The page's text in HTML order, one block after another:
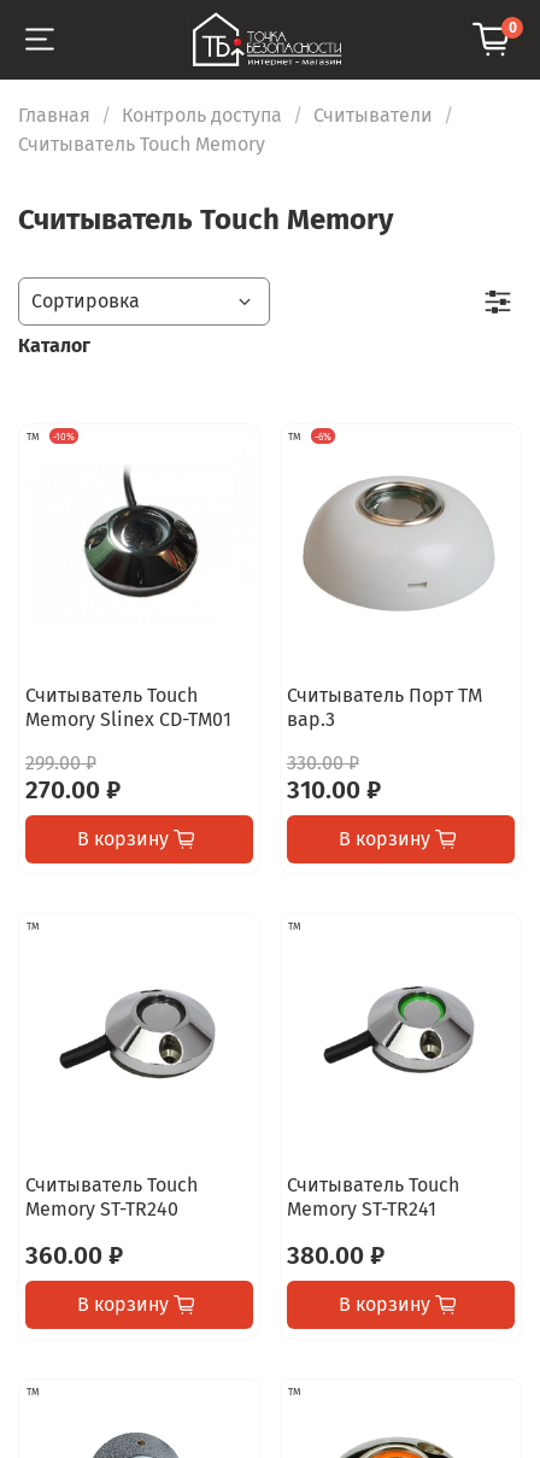
0
Главная Контроль доступа
Считыватели
Считыватель Touch Memory
Считыватель Touch Memory
TM -10%
Считыватель Touch
Memory Slinex CD-TM01
299.00 ₽
270.00 ₽
В корзину
TM -6%
Считыватель Порт ТМ
вар.3
330.00 ₽
310.00 ₽
В корзину
TM
Считыватель Touch
Memory ST-TR240
360.00 ₽
В корзину
TM
Считыватель Touch
Memory ST-TR241
380.00 ₽
В корзину
TM TM
Каталог